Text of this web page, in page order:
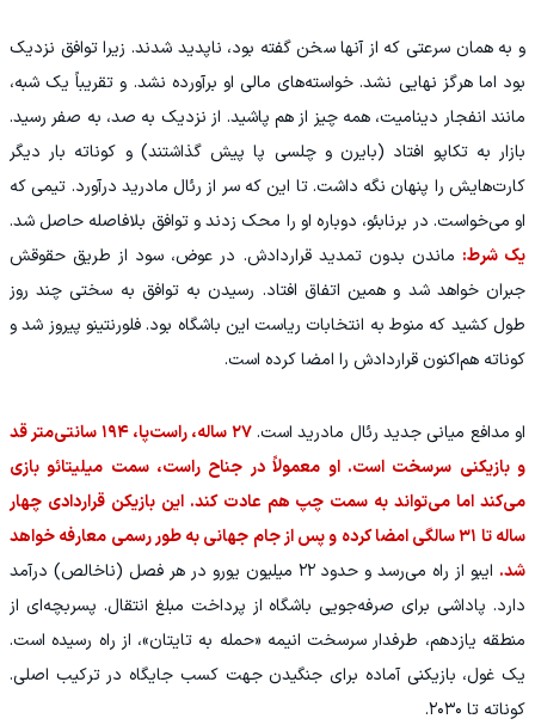
و به همان سرعتی که از آنها سخن گفته بود، ناپدید شدند. زیرا توافق نزدیک
بود اما هرگز نهایی نشد. خواسته‌های مالی او برآورده نشد. و تقریباً یک‌ شبه،
مانند انفجار دینامیت، همه چیز از هم پاشید. از نزدیک به صد، به صفر رسید.
بازار به تکاپو افتاد (بایرن و چلسی پا پیش گذاشتند) و کوناته بار دیگر
کارت‌هایش را پنهان نگه داشت. تا این که سر از رئال مادرید درآورد. تیمی که
او می‌خواست. در برنابئو، دوباره او را محک زدند و توافق بلافاصله حاصل شد.
یک شرط: ماندن بدون تمدید قراردادش. در عوض، سود از طریق حقوقش
جبران خواهد شد و همین اتفاق افتاد. رسیدن به توافق به سختی چند روز
طول کشید که منوط به انتخابات ریاست‌ این باشگاه بود. فلورنتینو پیروز شد و
کوناته هم‌اکنون قراردادش را امضا کرده است.
او مدافع میانی جدید رئال مادرید است.
۲۷ ساله، راست‌پا، ۱۹۴ سانتی‌متر قد
و بازیکنی سرسخت است. او معمولاً در جناح راست، سمت میلیتائو بازی
می‌کند اما می‌تواند به سمت چپ هم عادت کند. این بازیکن قراردادی چهار
ساله تا ۳۱ سالگی امضا کرده و پس از جام جهانی به طور رسمی معارفه خواهد
شد.
ایبو از راه می‌رسد و حدود ۲۲ میلیون یورو در هر فصل (ناخالص) درآمد
دارد. پاداشی برای صرفه‌جویی باشگاه از پرداخت مبلغ انتقال. پسربچه‌ای از
منطقه یازدهم، طرفدار سرسخت انیمه «حمله به تایتان»، از راه رسیده است.
یک غول، بازیکنی آماده برای جنگیدن جهت کسب جایگاه در ترکیب اصلی.
کوناته تا ۲۰۳۰.